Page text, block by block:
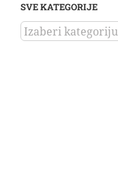
SVE KATEGORIJE
SVE
KATEGORIJE